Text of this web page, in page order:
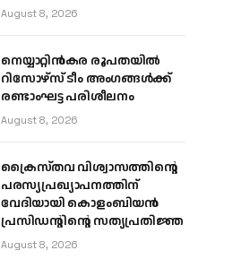
August 8, 2026
നെയ്യാറ്റിൻകര രൂപതയിൽ
റിസോഴ്സ് ടീം അംഗങ്ങൾക്ക്
രണ്ടാംഘട്ട പരിശീലനം
August 8, 2026
ക്രൈസ്തവ വിശ്വാസത്തിന്റെ
പരസ്യപ്രഖ്യാപനത്തിന്
വേദിയായി കൊളംബിയൻ
പ്രസിഡന്റിന്റെ സത്യപ്രതിജ്ഞ
August 8, 2026